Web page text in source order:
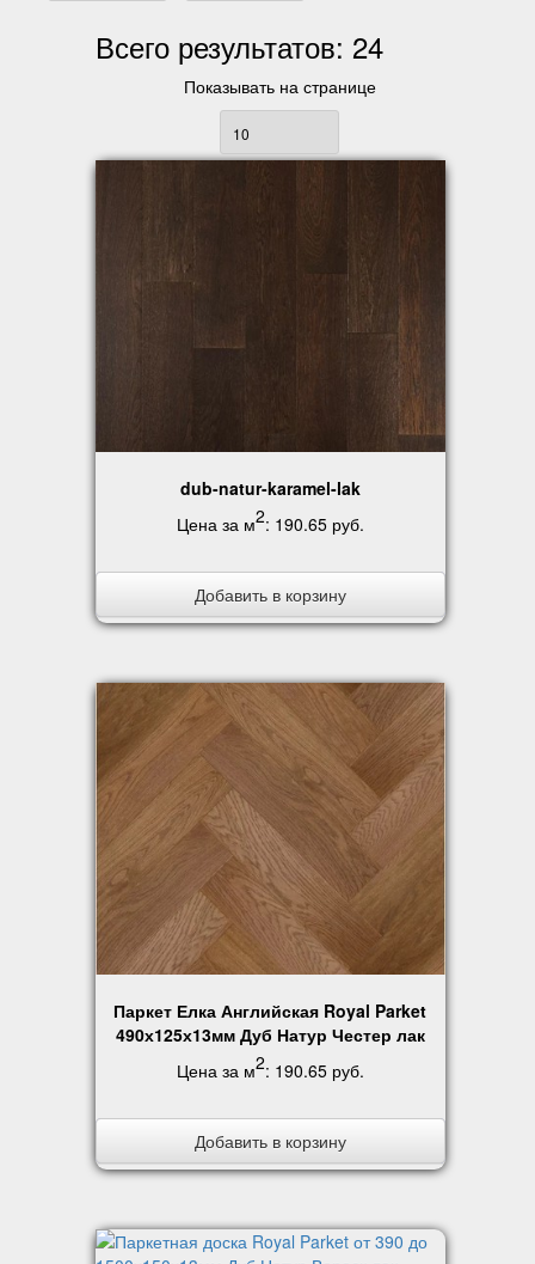
Всего результатов: 24
Показывать на странице
dub-natur-karamel-lak
Цена за м2: 190.65 руб.
Добавить в корзину
Паркет Елка Английская Royal Parket
490х125х13мм Дуб Натур Честер лак
Цена за м2: 190.65 руб.
Добавить в корзину